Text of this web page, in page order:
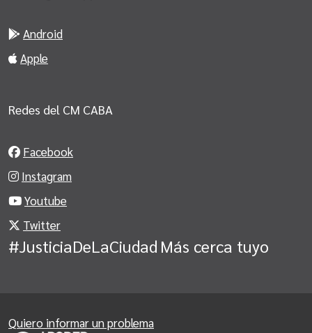
Android
Apple
Redes del CM CABA
Facebook
Instagram
Youtube
Twitter
#JusticiaDeLaCiudad Más cerca tuyo
Quiero informar un problema